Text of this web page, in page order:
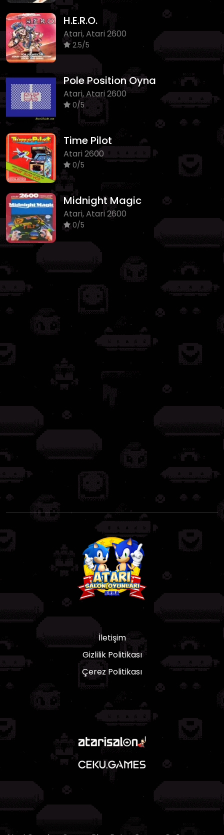
H.E.R.O.
Atari, Atari 2600
2.5/5
Pole Position Oyna
Atari, Atari 2600
0/5
Time Pilot
Atari 2600
0/5
Midnight Magic
Atari, Atari 2600
0/5
İletişim
Gizlilik Politikası
Çerez Politikası